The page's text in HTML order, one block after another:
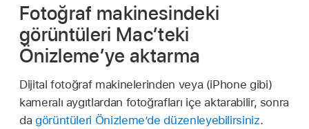
Fotoğraf makinesindeki
görüntüleri Mac’teki
Önizleme’ye aktarma
Dijital fotoğraf makinelerinden veya (iPhone gibi)
kameralı aygıtlardan fotoğrafları içe aktarabilir, sonra
da görüntüleri Önizleme’de düzenleyebilirsiniz.